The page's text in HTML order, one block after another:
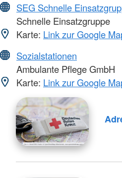
SEG Schnelle
Schnelle Einsatzgruppe
Karte: Link zur Google
Sozialstationen
Ambulante Pflege GmbH
Karte: Link zur Google